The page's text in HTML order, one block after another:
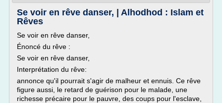
Se voir en rêve danser, | Alhodhod : Islam et
Rêves
Se voir en rêve danser,
Énoncé du rêve :
Se voir en rêve danser,
Interprétation du rêve:
annonce qu'il pourrait s'agir de malheur et ennuis. Ce rêve
figure aussi, le retard de guérison pour le malade, une
richesse précaire pour le pauvre, des coups pour l'esclave,